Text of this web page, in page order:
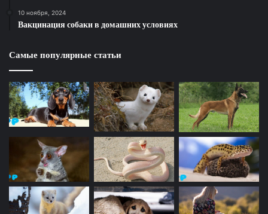
10 ноября, 2024
Вакцинация собаки в домашних условиях
Самые популярные статьи